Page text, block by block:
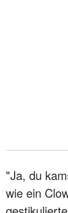
"Ja, du
wie ein